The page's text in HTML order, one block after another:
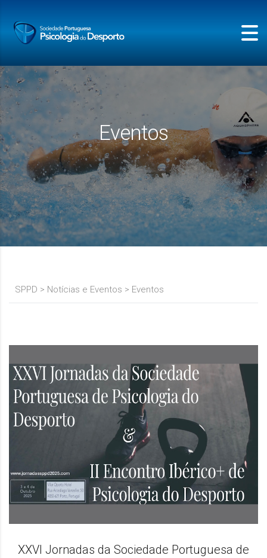
Eventos
SPPD > Notícias e Eventos > Eventos
XXVI Jornadas da Sociedade Portuguesa de